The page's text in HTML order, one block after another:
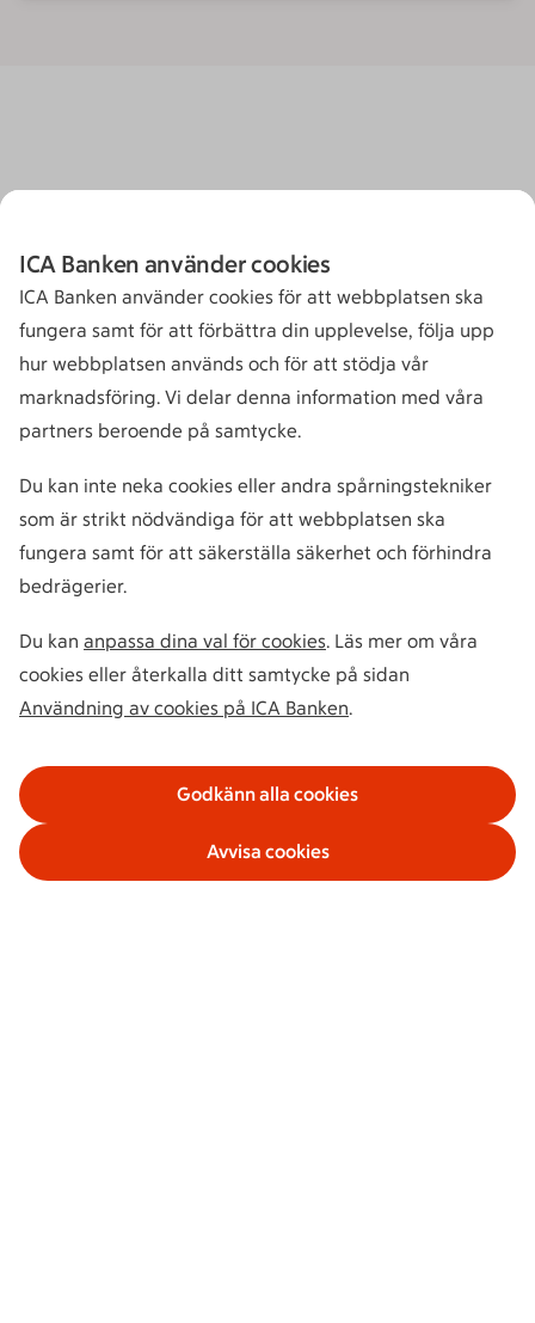
ICA Banken använder cookies
ICA Banken använder cookies för att webbplatsen ska
fungera samt för att förbättra din upplevelse, följa upp
hur webbplatsen används och för att stödja vår
marknadsföring. Vi delar denna information med våra
partners beroende på samtycke.
Du kan inte neka cookies eller andra spårningstekniker
som är strikt nödvändiga för att webbplatsen ska
fungera samt för att säkerställa säkerhet och förhindra
bedrägerier.
Du kan anpassa dina val för cookies. Läs mer om våra
cookies eller återkalla ditt samtycke på sidan
Användning av cookies på ICA Banken.
Godkänn alla cookies
Avvisa cookies